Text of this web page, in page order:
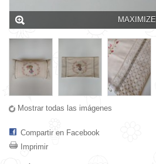
MAXIMIZE
Mostrar todas las imágenes
Compartir en Facebook
Imprimir